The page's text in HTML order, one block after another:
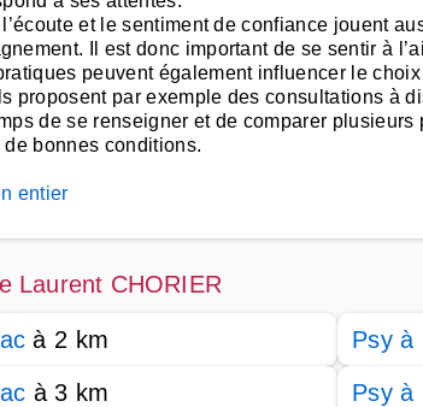
et le sentiment de confiance jouent
Il est donc important de se sentir à
peuvent également influencer le
proposent par exemple des consultations à
de se renseigner et de comparer
bonnes conditions.
entier
Laurent CHORIER
à 2 km Psy à
à 3 km Psy à